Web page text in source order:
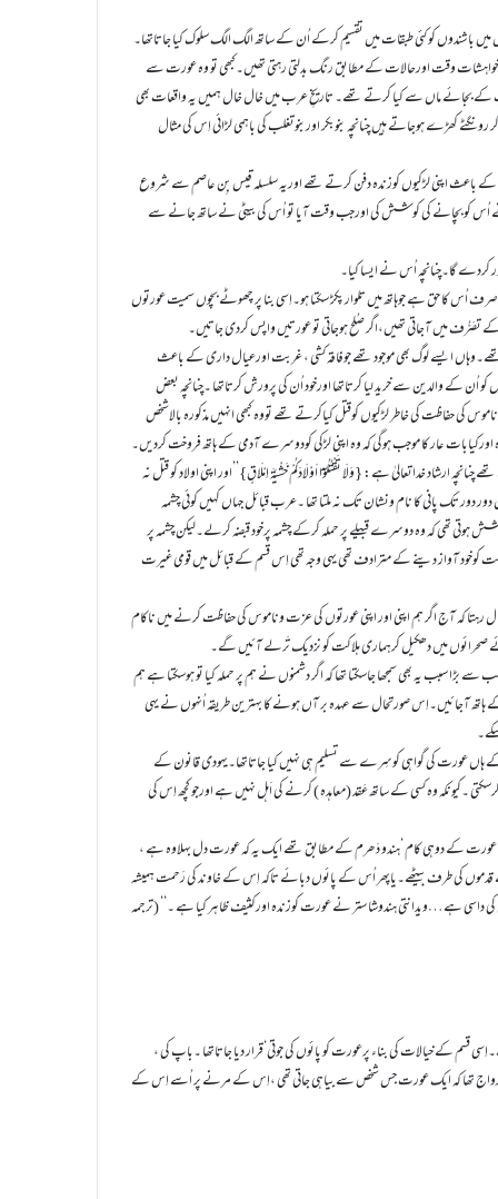
باشندوں کو کئی طبقات میں تقسیم کرکے اُن کے ساتھ الگ الگ سلوک کیا جاتاتھا۔
خواہشات وقت اورحالات کے مطابق رنگ بدلتی رہتی تھیں۔کبھی تو وہ عورت سے
بجائے ماں سے کیا کرتے تھے۔ تاریخِ عرب میں خال خال ہمیں یہ واقعات بھی
کھڑے ہوجاتے ہیں چنانچہ بنوبکر اوربنوتغلب کی باہمی لڑائی اِس کی مثال
باعث اپنی لڑکیوں کوزندہ دفن کرتے تھے اوریہ سلسلہ قیس بِن عاصم سے شروع
کو بچانے کی کوشش کی اورجب وقت آیا تو اُس کی بیٹی نے ساتھ جانے سے
کردے گا۔چنانچہ اُس نے ایسا کیا۔
کا حق ہے جوہاتھ میں تلوار پکڑ سکتا ہو۔اِسی بنا پر چھوٹے بچوں سمیت عورتوں
کے تصَرُّف میں آجاتی تھیں،اگر صُلح ہوجاتی تو عورتیں واپس کردی جاتیں۔
تھے۔وہاں ایسے لوگ بھی موجود تھے جوفاقہ کشی ، غربت اورعیال داری کے باعث
کے والدین سے خرید لیا کرتاتھا اورخود اُن کی پرورش کرتاتھا ۔چنانچہ بعض
حفاظت کی خاطر لڑکیوں کوقتل کیاکرتے تھے تووہ کبھی انہیں مذکورہ بالاشخص
عار کا موجب ہوگی کہ وہ اپنی لڑکی کودوسرے آدمی کے ہاتھ فروخت کردیں۔
ارشاد خداتعالیٰ ہے: {وَلَا تَقْتُلُوْٓا اَوْلَادَکُمْ خَشْیَۃَ اِمْلَاقٍ}’’اور اپنی اولاد کو قتل نہ
ایک جزیرہ نما صحرا تھا ۔ وہاں دور دور تک پانی کا نام ونشان تک نہ ملتا تھا ۔عرب قبائل جہاں کہیں کوئی چشمہ
ہوتی تھی کہ وہ دوسرے قبیلے پر حملہ کرکے چشمہ پرخود قبضہ کرلے۔لیکن چشمہ پر
کوخود آواز دینے کے مترادف تھی یہی وجہ تھی اِس قسم کے قبائل میں قومی غیرت
رہتا کہ آج اگر ہم اپنی اور اپنی عورتوں کی عزت وناموس کی حفاظت کرنے میں ناکام
صحرائوں میں دھکیل کرہماری ہلاکت کو نزدیک تَرلے آئیں گے۔
بڑا سبب یہ بھی سمجھا جاسکتا تھا کہ اگر دشمنوں نے ہم پر حملہ کیا تو ہوسکتا ہے ہم
آجائیں۔اِس صورتحال سے عہدہ بر آں ہونے کا بہترین طریقہ اُنہوں نے یہی
ہاں عورت کی گواہی کوسِرے سے تسلیم ہی نہیں کیا جاتاتھا۔یہودی قانون کے
۔کیونکہ وہ کسی کے ساتھ عَقد (معاہدہ ) کرنے کی اَہل نہیں ہے اورجو کچھ اِس کی
کے دوہی کام ‘ہندو دَھرم کے مطابق تھے ایک یہ کہ عورت دل بہلاوہ ہے ،
کی طرف بیٹھے۔یاپھر اُس کے پائوں دبائے تاکہ اِس کے خاوند کی رَحمت ہمیشہ
ہے…ویدانتی ہندوشاستر نے عورت کوزندہ اورکثیف ظاہر کیا ہے ۔‘‘ (ترجمہ
کے خیالات کی بناء پرعورت کو پائوں کی جوتی‘قرار دیا جاتاتھا ۔باپ کی ،
یہ رواج تھا کہ ایک عورت جس شخص سے بیاہی جاتی تھی ،اِس کے مرنے پر اُسے اِس کے